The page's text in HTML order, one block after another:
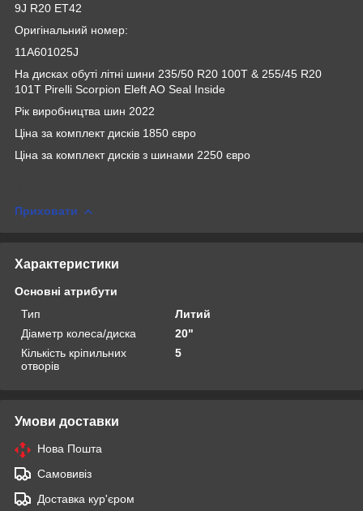
9J R20 ET42
Оригінальний номер:
11A601025J
На дисках обуті літні шини 235/50 R20 100T & 255/45 R20
101T Pirelli Scorpion Eleft AO Seal Inside
Рік виробництва шин 2022
Ціна за комплект дисків 1850 євро
Ціна за комплект дисків з шинами 2250 євро
Приховати
Характеристики
Основні атрибути
Тип
Литий
Діаметр колеса/диска
20"
Кількість кріпильних
отворів
5
Умови доставки
Нова Пошта
Самовивіз
Доставка кур'єром